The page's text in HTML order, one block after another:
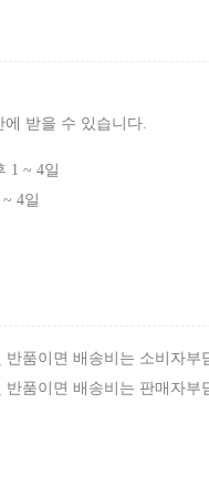
에 받을 수 있습니다.
1 ~ 4일
4일
품이면 배송비는 소비자부
품이면 배송비는 판매자부